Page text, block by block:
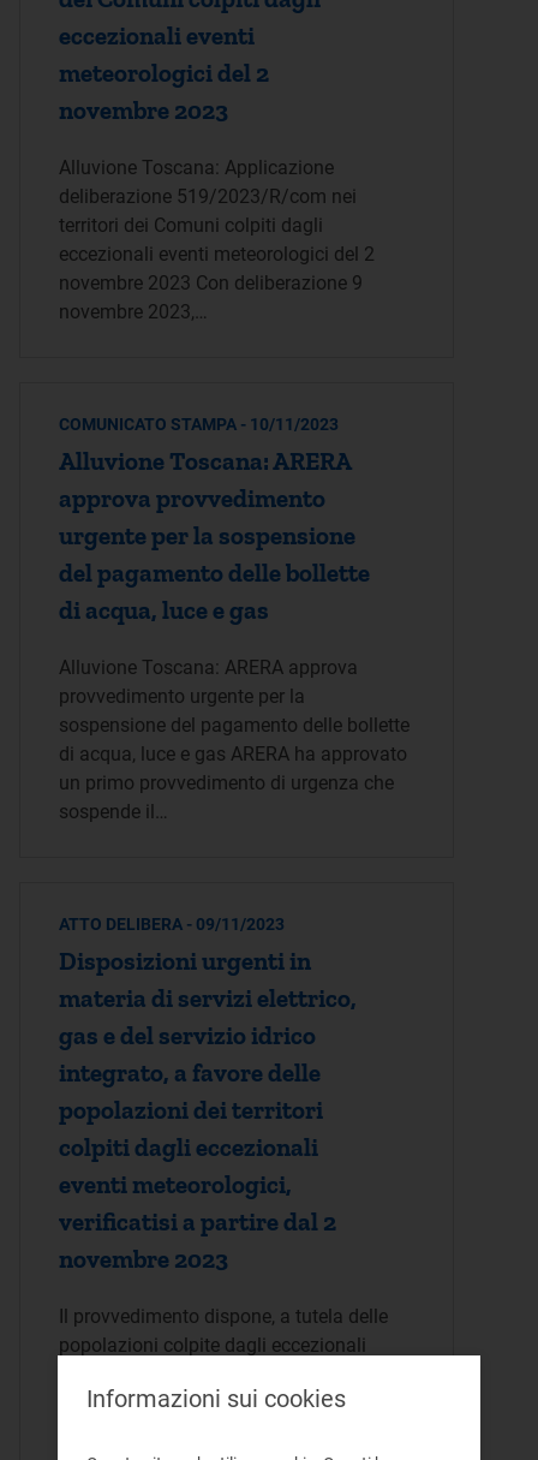
eccezionali eventi
meteorologici del 2
novembre 2023
Alluvione Toscana: Applicazione
deliberazione 519/2023/R/com nei
territori dei Comuni colpiti dagli
eccezionali eventi meteorologici del 2
novembre 2023 Con deliberazione 9
novembre 2023,…
COMUNICATO STAMPA - 10/11/2023
Alluvione Toscana: ARERA
approva provvedimento
urgente per la sospensione
del pagamento delle bollette
di acqua, luce e gas
Alluvione Toscana: ARERA approva
provvedimento urgente per la
sospensione del pagamento delle bollette
di acqua, luce e gas ARERA ha approvato
un primo provvedimento di urgenza che
sospende il…
ATTO DELIBERA - 09/11/2023
Disposizioni urgenti in
materia di servizi elettrico,
gas e del servizio idrico
integrato, a favore delle
popolazioni dei territori
colpiti dagli eccezionali
eventi meteorologici,
verificatisi a partire dal 2
novembre 2023
Il provvedimento dispone, a tutela delle
popolazioni colpite dagli eccezionali
novembre 2023, la sospensione dei
Informazioni sui cookies